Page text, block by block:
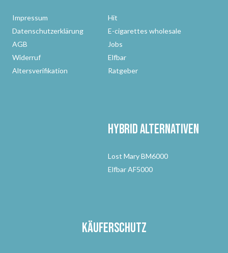
Impressum
Datenschutzerklärung
AGB
Widerruf
Altersverifikation
Hit
E-cigarettes wholesale
Jobs
Elfbar
Ratgeber
Hybrid Alternativen
Lost Mary BM6000
Elfbar AF5000
Käuferschutz